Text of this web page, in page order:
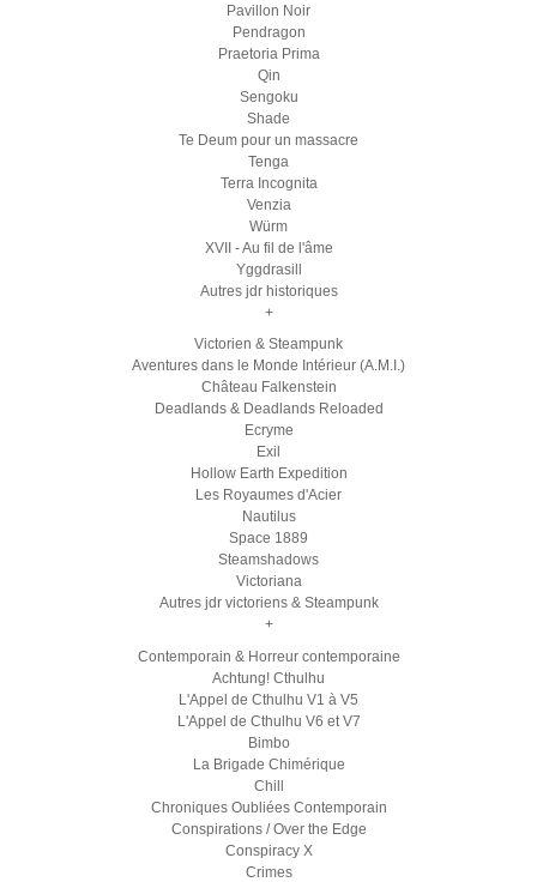
Pavillon Noir
Pendragon
Praetoria Prima
Qin
Sengoku
Shade
Te Deum pour un massacre
Tenga
Terra Incognita
Venzia
Würm
XVII - Au fil de l'âme
Yggdrasill
Autres jdr historiques
+
Victorien & Steampunk
Aventures dans le Monde Intérieur (A.M.I.)
Château Falkenstein
Deadlands & Deadlands Reloaded
Ecryme
Exil
Hollow Earth Expedition
Les Royaumes d'Acier
Nautilus
Space 1889
Steamshadows
Victoriana
Autres jdr victoriens & Steampunk
+
Contemporain & Horreur contemporaine
Achtung! Cthulhu
L'Appel de Cthulhu V1 à V5
L'Appel de Cthulhu V6 et V7
Bimbo
La Brigade Chimérique
Chill
Chroniques Oubliées Contemporain
Conspirations / Over the Edge
Conspiracy X
Crimes